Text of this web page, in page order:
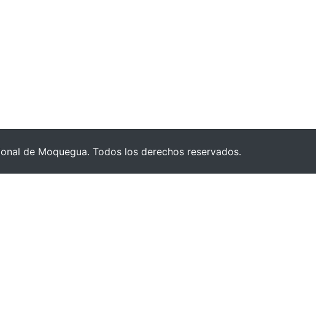
de Moquegua. Todos los derechos reservados.